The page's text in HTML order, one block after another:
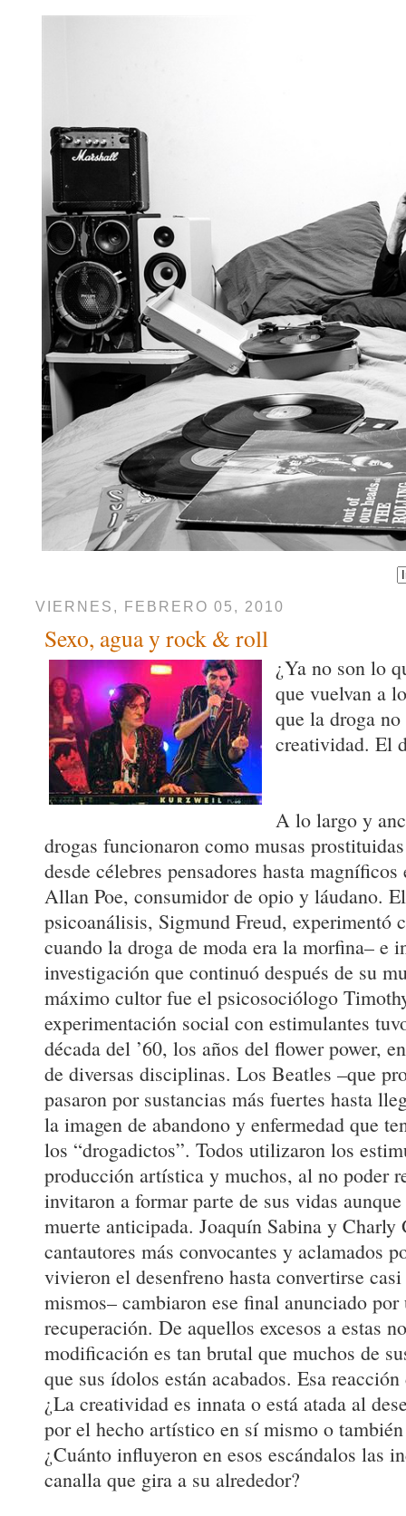
VIERNES, FEBRERO 05, 2010
Sexo, agua y rock & roll
¿Ya no son lo
que vuelvan a
que la droga
creatividad. El
A lo largo y
drogas funcionaron como musas
desde célebres pensadores hasta
Allan Poe, consumidor de opio y láudano.
psicoanálisis, Sigmund Freud, experimentó
cuando la droga de moda era la morfina– e
investigación que continuó después de su
máximo cultor fue el psicosociólogo
experimentación social con estimulantes
década del ’60, los años del flower power,
de diversas disciplinas. Los Beatles –que
pasaron por sustancias más fuertes hasta
la imagen de abandono y enfermedad que
los “drogadictos”. Todos utilizaron los
producción artística y muchos, al no poder
invitaron a formar parte de sus vidas
muerte anticipada. Joaquín Sabina y Charly
cantautores más convocantes y aclamados
vivieron el desenfreno hasta convertirse
mismos– cambiaron ese final anunciado
recuperación. De aquellos excesos a estas
modificación es tan brutal que muchos de
que sus ídolos están acabados. Esa
¿La creatividad es innata o está atada al
por el hecho artístico en sí mismo o
¿Cuánto influyeron en esos escándalos las
canalla que gira a su alrededor?